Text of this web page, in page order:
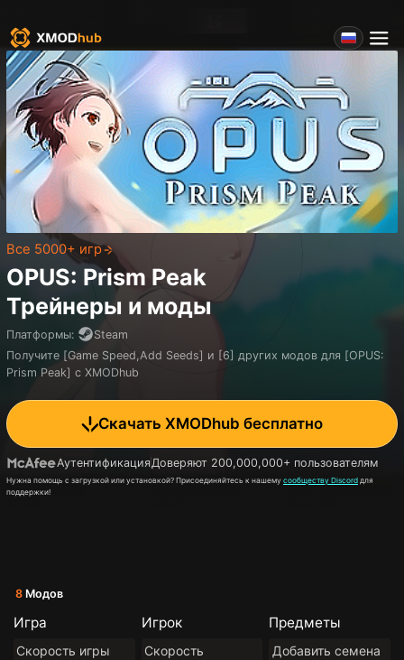
Все 5000+ игр
OPUS: Prism Peak
Трейнеры и моды
Платформы:
Steam
Получите [Game Speed,Add Seeds] и [6] других модов для [OPUS:
Prism Peak] с XMODhub
Скачать XMODhub бесплатно
АутентификацияДоверяют 200,000,000+ пользователям
Нужна помощь с загрузкой или установкой? Присоединяйтесь к нашему сообществу Discord для
поддержки!
8 Модов
Игра
Скорость игры
Игрок
Скорость
Предметы
Добавить семена